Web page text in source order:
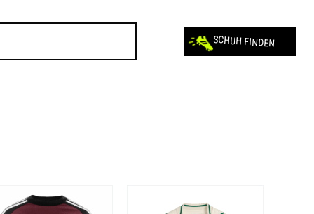
SCHUH FINDEN